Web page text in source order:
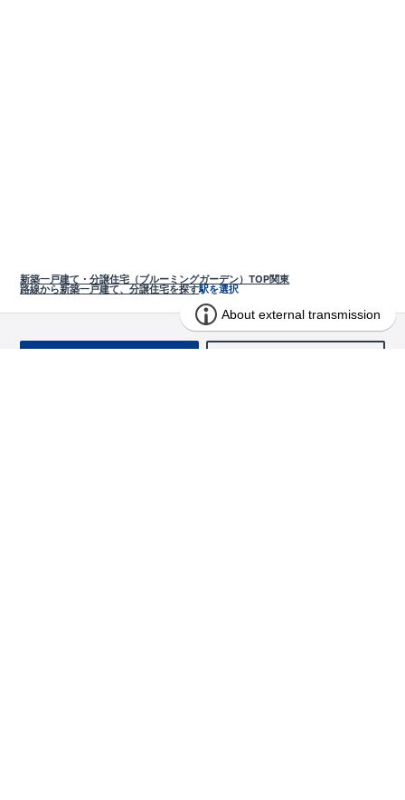
新築一戸建て・分譲住宅（ブルーミングガーデン）TOP関東
路線から新築一戸建て、分譲住宅を探す駅を選択